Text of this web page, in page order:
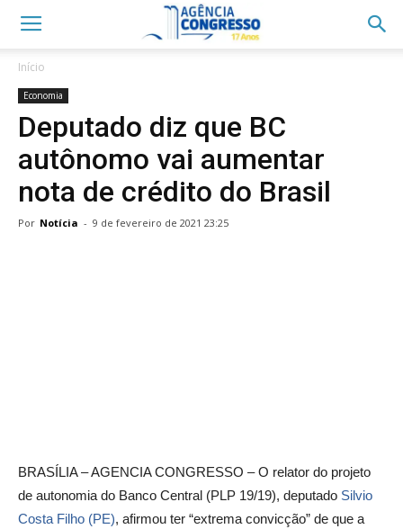
Início
Economia
Deputado diz que BC
autônomo vai aumentar
nota de crédito do Brasil
Por Notícia - 9 de fevereiro de 2021 23:25
BRASÍLIA – AGENCIA CONGRESSO – O relator do projeto
de autonomia do Banco Central (PLP 19/19), deputado Silvio
Costa Filho (PE), afirmou ter “extrema convicção” de que a